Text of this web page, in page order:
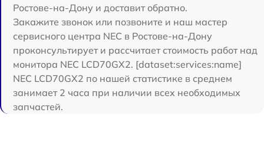
Ростове-на-Дону и доставит обратно.
Закажите звонок или позвоните и наш мастер
сервисного центра NEC в Ростове-на-Дону
проконсультирует и рассчитает стоимость работ над
монитора NEC LCD70GX2. [dataset:services:name]
NEC LCD70GX2 по нашей статистике в среднем
занимает 2 часа при наличии всех необходимых
запчастей.